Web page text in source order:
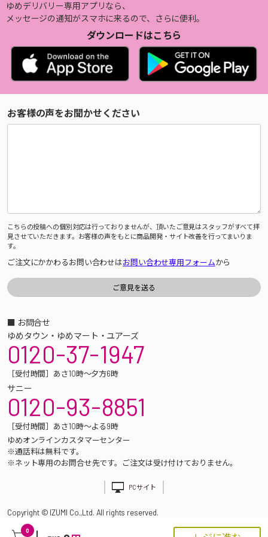
0
ゆめデリバリー専用アプリなら、
メッセージの通知がスマホに来るので、さらに便利。
ダウンロードはこちら
お客様の声をお聞かせください
こちらの投稿への個別対応は行っておりませんが、頂いたご意見はスタッフがすべて拝
見させていただきます。お客様の声をもとに商品開発・サイト改善を行ってまいりま
す。
ご注文にかかわるお問い合わせはお問い合わせ専用フォームから
■ お問合せ
ゆめタウン・ゆめマート・ユアーズ
0120-37-1947
［受付時間］あさ10時～夕方6時
サニー
0120-93-8851
［受付時間］あさ10時～よる9時
ゆめオンラインカスタマーセンター
※通話料は無料です。
※ネット専用のお問合せ先です。ご注文は受け付けておりません。
PCサイト
Copyright © IZUMI Co.,Ltd. All rights reserved.